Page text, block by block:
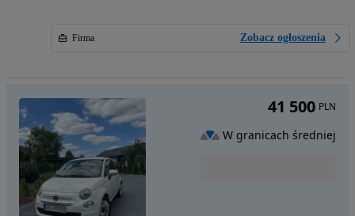
Firma Zobacz ogłoszenia
41 500 PLN
W granicach średniej